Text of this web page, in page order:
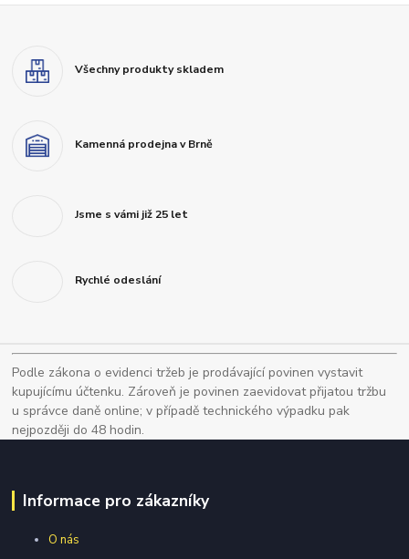
Všechny produkty skladem
Kamenná prodejna v Brně
Jsme s vámi již 25 let
Rychlé odeslání
Podle zákona o evidenci tržeb je prodávající povinen vystavit
kupujícímu účtenku. Zároveň je povinen zaevidovat přijatou tržbu
u správce daně online; v případě technického výpadku pak
nejpozději do 48 hodin.
Informace pro zákazníky
O nás